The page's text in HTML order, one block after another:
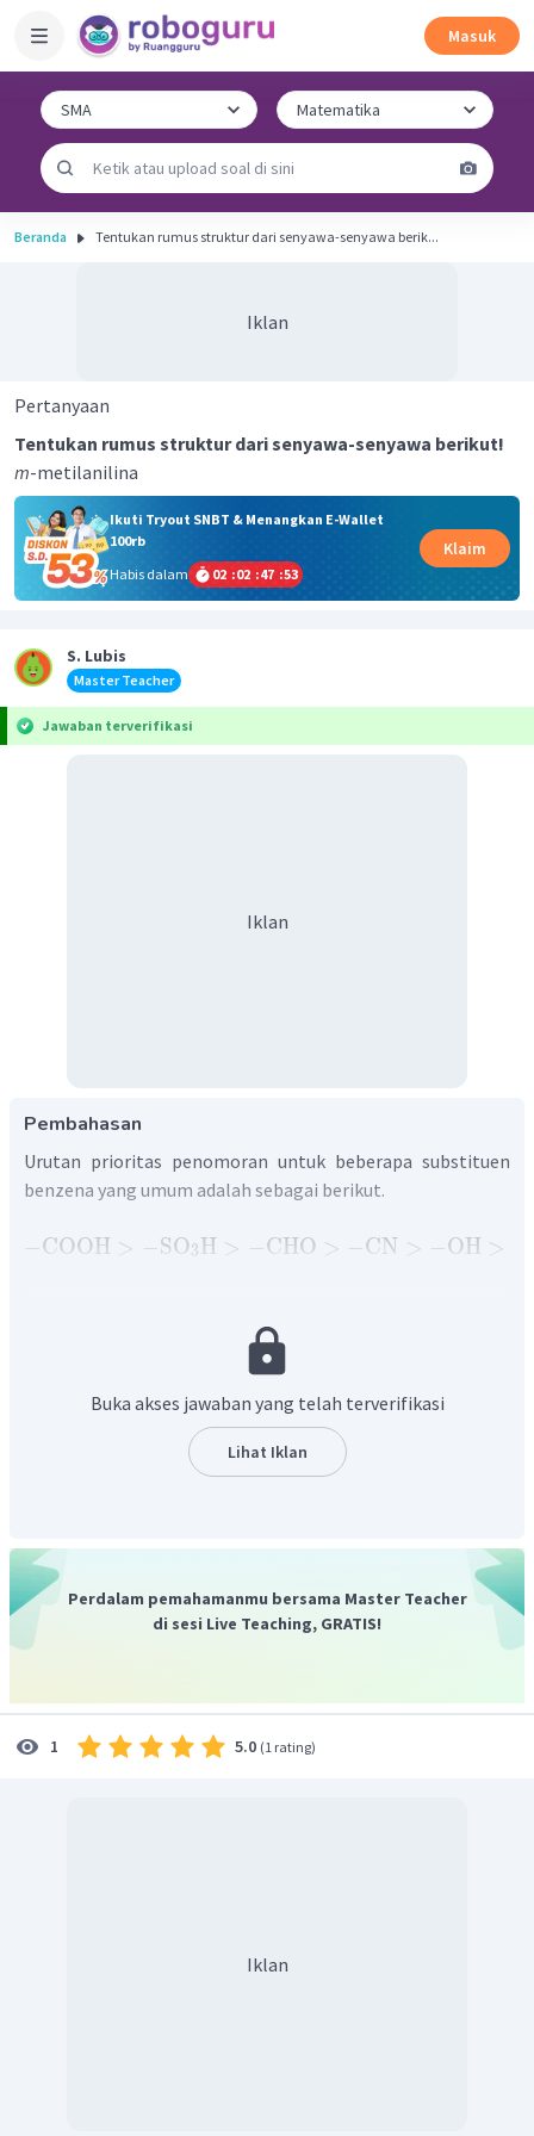
Masuk
Beranda Tentukan rumus struktur dari senyawa-senyawa berik...
Iklan
Pertanyaan
Tentukan rumus struktur dari senyawa-senyawa berikut!
m-metilanilina
Ikuti Tryout SNBT & Menangkan E-Wallet
100rb
Habis dalam
02 :02 :47 :53
Klaim
S. Lubis
Master Teacher
Jawaban terverifikasi
Iklan
Pembahasan
Urutan prioritas penomoran untuk beberapa substituen
benzena yang umum adalah sebagai berikut.
−COOH > −SO3H > −CHO > −CN > −OH >
posisi substituen dinyatakan dengan awalan
(para). Awalan orto untuk menyatakan posisi
dan para untuk posisi 1,4.
Dengan demikian, pada senyawa
-metilanilina artinya
anilina (benzena yang tersubstitusi oleh gugus
Buka akses jawaban yang telah terverifikasi
Lihat Iklan
Perdalam pemahamanmu bersama Master Teacher
di sesi Live Teaching, GRATIS!
1 5.0 (1 rating)
Iklan